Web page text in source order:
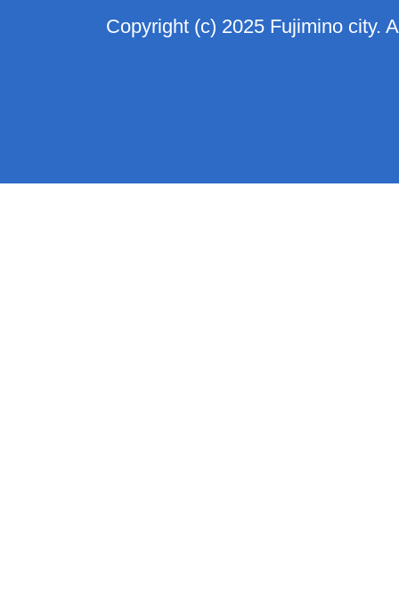
Copyright (c) 2025 Fujimino city.